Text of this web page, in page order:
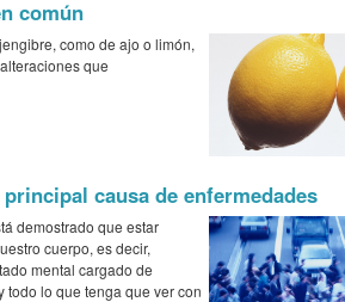
común
como de ajo o limón,
que
causa de enfermedades
demostrado que estar
cuerpo, es decir,
mental cargado de
todo lo que tenga que ver con